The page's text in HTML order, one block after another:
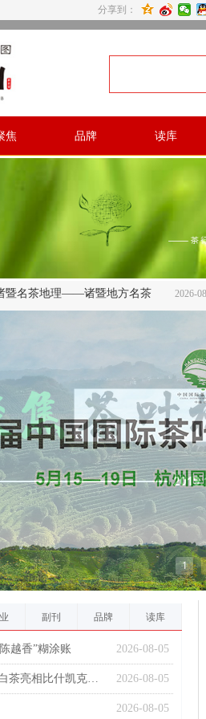
焦 品牌 读库
分享到：
2026-08-05
暨地方名茶 
1
副刊 品牌 读库
2026-08-05
越香”糊涂账
2026-08-05
万里赴峰会 佳茗连丝路｜六妙福鼎白茶亮相比什凯克峰会礼誉世界
2026-08-05